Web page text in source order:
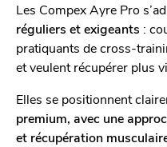
Les Compex Ayre Pro
réguliers et exigeants :
pratiquants de cross-
et veulent récupérer plus
Elles se positionnent
premium, avec une
et récupération